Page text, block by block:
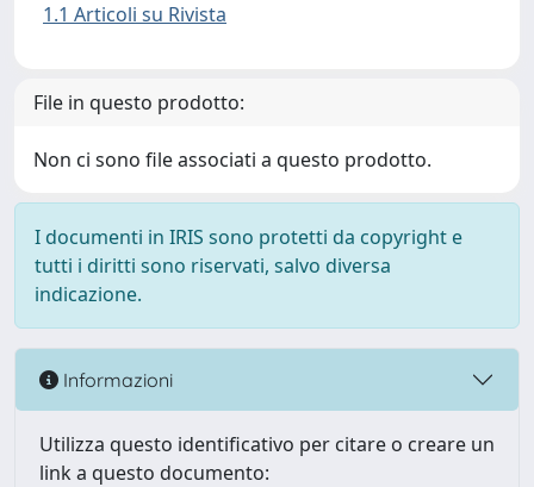
1.1 Articoli su Rivista
File in questo prodotto:
Non ci sono file associati a questo prodotto.
I documenti in IRIS sono protetti da copyright e
tutti i diritti sono riservati, salvo diversa
indicazione.
Informazioni
Utilizza questo identificativo per citare o creare un
link a questo documento: